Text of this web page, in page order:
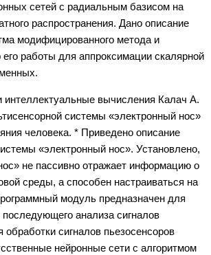
сетей с радиальным базисом на
распространения. Дано описание
модифицированного метода и
работы для аппроксимации скалярной
интеллектуальные вычисления Калач А.
системы «электронный нос»
человека. * Приведено описание
«электронный нос». Установлено,
не пассивно отражает информацию о
среды, а способен настраиваться на
модуль предназначен для
анализа сигналов
обработки сигналов пьезосенсоров
нейронные сети с алгоритмом